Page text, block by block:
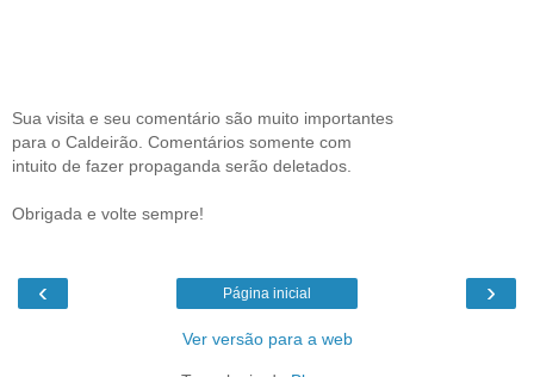
Sua visita e seu comentário são muito importantes
para o Caldeirão. Comentários somente com
intuito de fazer propaganda serão deletados.
Obrigada e volte sempre!
‹ ›
Página inicial
Ver versão para a web